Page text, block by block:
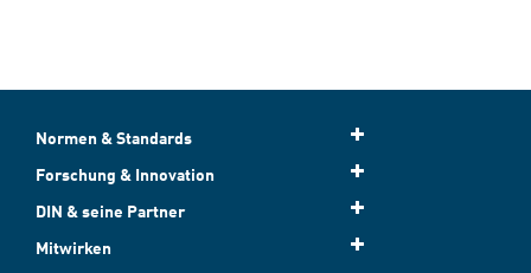
Normen & Standards
Forschung & Innovation
DIN & seine Partner
Mitwirken